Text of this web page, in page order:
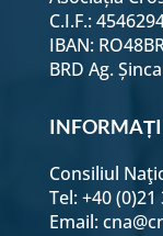
C.I.F.:
IBAN:
BRD Ag.
Consiliul
Tel: +40 (0)21
Email: